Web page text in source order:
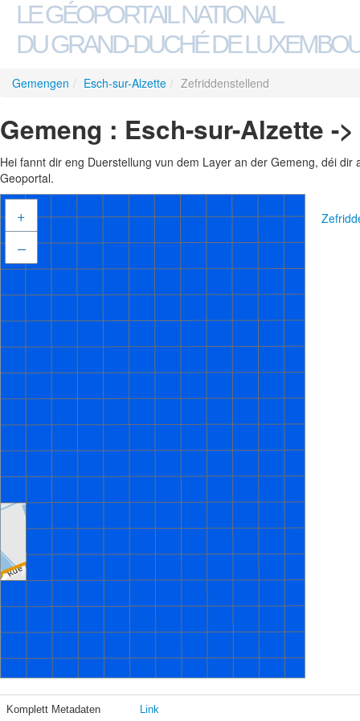
LE GÉOPORTAIL NATIONAL
DU GRAND-DUCHÉ DE
Gemengen / Esch-sur-Alzette / Zefriddenstellend
Gemeng : Esch-sur-Alzette -
Hei fannt dir eng Duerstellung vun dem Layer an der Gemeng, déi
Geoportal.
+
–
Komplett Metadaten Link